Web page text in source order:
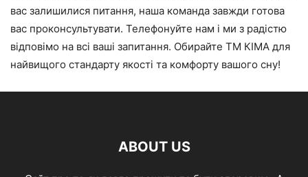
вас залишилися питання, наша команда завжди готова
вас проконсультувати. Телефонуйте нам і ми з радістю
відповімо на всі ваші запитання. Обирайте ТМ КІМА для
найвищого стандарту якості та комфорту вашого сну!
ABOUT US